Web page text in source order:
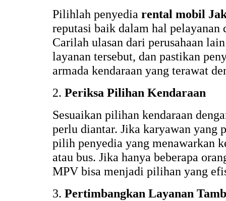
Pilihlah penyediarental mobil
reputasi baik dalam hal pelayanan
Carilah ulasan dari perusahaan
layanan tersebut, dan pastikan
armada kendaraan yang terawat
2.Periksa Pilihan Kendaraan
Sesuaikan pilihan kendaraan
perlu diantar. Jika karyawan yang
pilih penyedia yang menawarkan
atau bus. Jika hanya beberapa
MPV bisa menjadi pilihan yang
3.Pertimbangkan Layanan